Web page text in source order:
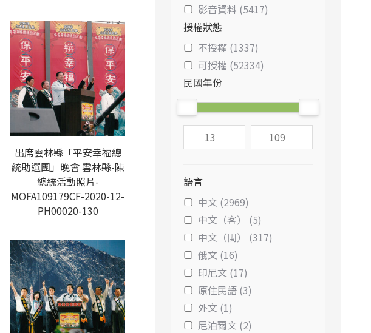
出席雲林縣「平安幸福總
統助選團」晚會 雲林縣-陳
總統活動照片-
MOFA109179CF-2020-12-
PH00020-130
影音資料 (5417)
授權狀態
不授權 (1337)
可授權 (52334)
民國年份
語言
中文 (2969)
中文（客） (5)
中文（閩） (317)
俄文 (16)
印尼文 (17)
原住民語 (3)
外文 (1)
尼泊爾文 (2)